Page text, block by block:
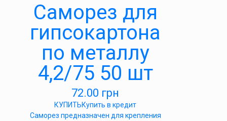
Саморез для
гипсокартона
по металлу
4,2/75 50 шт
72.00 грн
КУПИТЬКупить в кредит
Саморез предназначен для крепления